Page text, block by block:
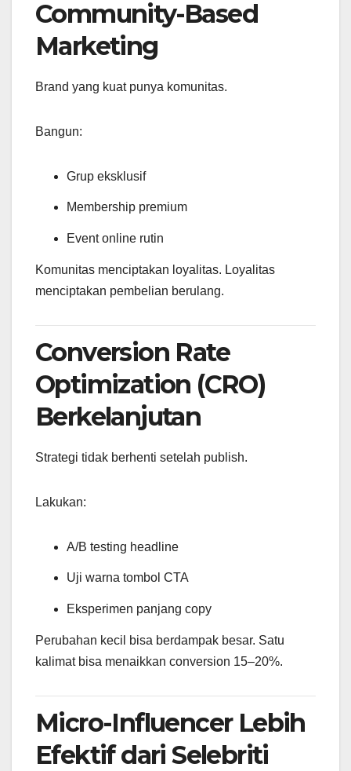
Community-Based
Marketing
Brand yang kuat punya komunitas.
Bangun:
Grup eksklusif
Membership premium
Event online rutin
Komunitas menciptakan loyalitas. Loyalitas
menciptakan pembelian berulang.
Conversion Rate
Optimization (CRO)
Berkelanjutan
Strategi tidak berhenti setelah publish.
Lakukan:
A/B testing headline
Uji warna tombol CTA
Eksperimen panjang copy
Perubahan kecil bisa berdampak besar. Satu
kalimat bisa menaikkan conversion 15–20%.
Micro-Influencer Lebih
Efektif dari Selebriti